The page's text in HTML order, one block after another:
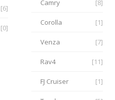
[6]
[0]
Camry [8]
Corolla [1]
Venza [7]
Rav4 [11]
FJ Cruiser [1]